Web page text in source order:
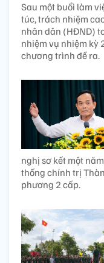
Sau một buổi làm
túc, trách nhiệm
nhân dân (HĐND)
nhiệm vụ nhiệm kỳ
chương trình đề ra.
nghị sơ kết một
thống chính trị
phương 2 cấp.